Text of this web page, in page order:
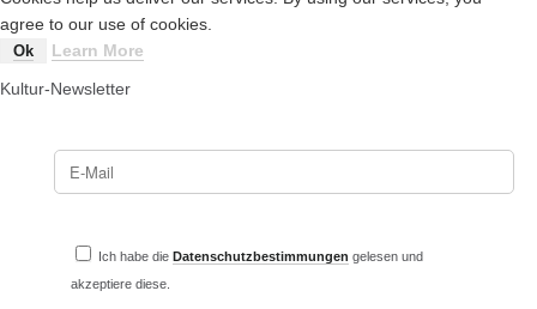
agree to our use of cookies.
Ok
Learn More
Kultur-Newsletter
Ich habe die Datenschutzbestimmungen gelesen und
akzeptiere diese.